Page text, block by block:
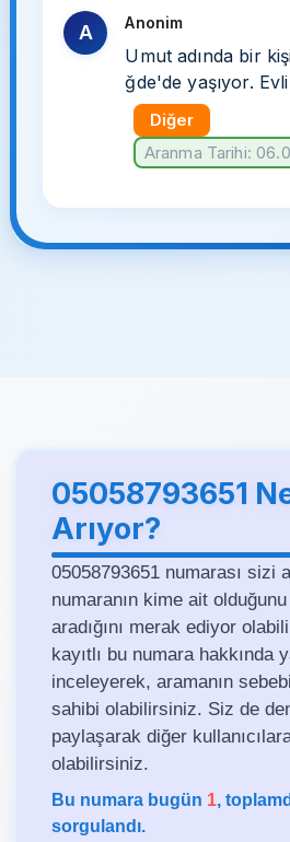
A Anonim
Umut adında bir
ğde'de yaşıyor.
Diğer
Aranma Tarihi:
05058793651
Arıyor?
05058793651 numarası sizi
numaranın kime ait
aradığını merak ediyor
kayıtlı bu numara hakkında
inceleyerek, aramanın
sahibi olabilirsiniz. Siz de
paylaşarak diğer
olabilirsiniz.
Bu numara bugün 1,
sorgulandı.